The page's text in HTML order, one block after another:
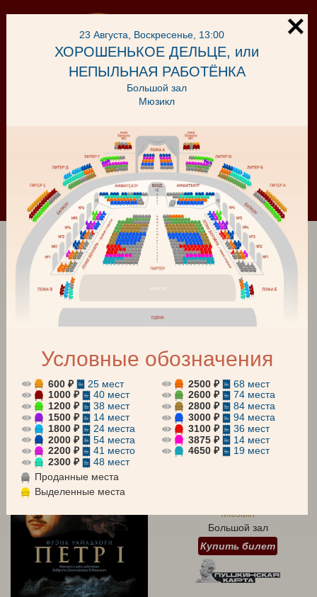
АБОНЕМЕНТЫ Все Оперетта Мюзикл
Для детей Концерт
август 2026 сентябрь 2026 октябрь 2026
7 АВГУСТА 19:00
Пятница
Мюзикл
Большой зал
Купить билет
23 Августа, Воскресенье, 13:00
ХОРОШЕНЬКОЕ ДЕЛЬЦЕ, или
НЕПЫЛЬНАЯ РАБОТЁНКА
Большой зал
Мюзикл
Условные обозначения
600 ₽
25 мест
1000 ₽
40 мест
1200 ₽
38 мест
1500 ₽
14 мест
1800 ₽
24 места
2000 ₽
54 места
2200 ₽
41 место
2300 ₽
48 мест
2500 ₽
68 мест
2600 ₽
74 места
2800 ₽
84 места
3000 ₽
94 места
3100 ₽
36 мест
3875 ₽
14 мест
4650 ₽
19 мест
Проданные места
Выделенные места